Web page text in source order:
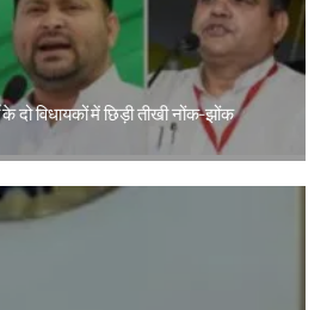
के दो विधायकों में छिड़ी तीखी नोंक-झोंक